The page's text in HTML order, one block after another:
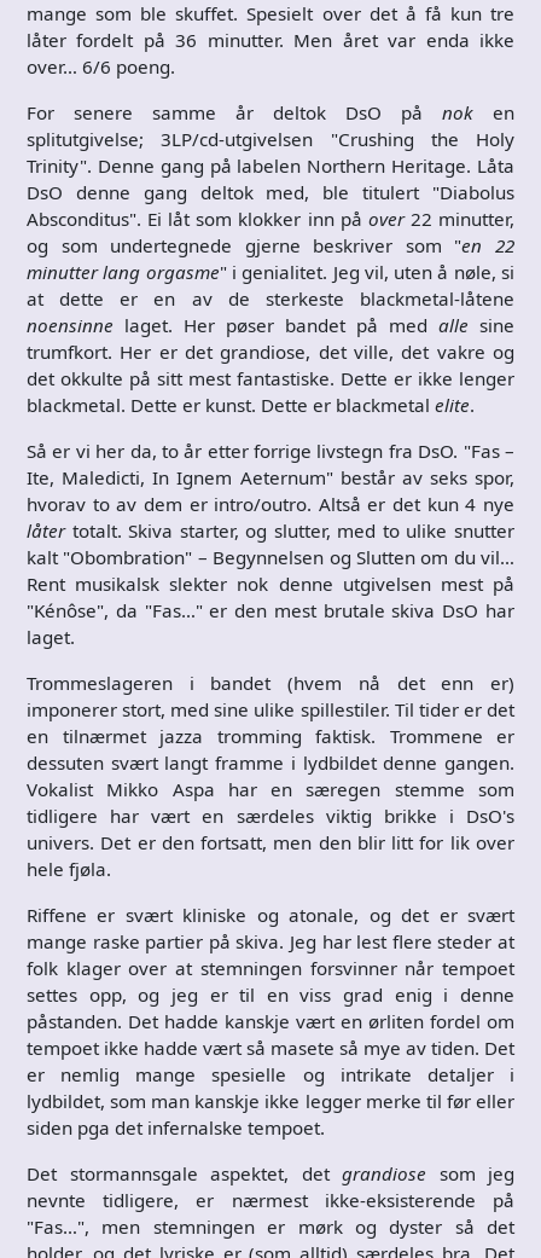
mange som ble skuffet. Spesielt over det å få kun tre
låter fordelt på 36 minutter. Men året var enda ikke
over… 6/6 poeng.
For senere samme år deltok DsO på nok en
splitutgivelse; 3LP/cd-utgivelsen "Crushing the Holy
Trinity". Denne gang på labelen Northern Heritage. Låta
DsO denne gang deltok med, ble titulert "Diabolus
Absconditus". Ei låt som klokker inn på over22 minutter,
og som undertegnede gjerne beskriver som "en 22
minutter lang orgasme" i genialitet. Jeg vil, uten å nøle, si
at dette er en av de sterkeste blackmetal-låtene
noensinne laget. Her pøser bandet på med alle sine
trumfkort. Her er det grandiose, det ville, det vakre og
det okkulte på sitt mest fantastiske. Dette er ikke lenger
blackmetal. Dette er kunst. Dette er blackmetal elite.
Så er vi her da, to år etter forrige livstegn fra DsO. "Fas –
Ite, Maledicti, In Ignem Aeternum" består av seks spor,
hvorav to av dem er intro/outro. Altså er det kun 4 nye
låtertotalt. Skiva starter, og slutter, med to ulike snutter
kalt "Obombration" – Begynnelsen og Slutten om du vil…
Rent musikalsk slekter nok denne utgivelsen mest på
"Kénôse", da "Fas…" er den mest brutale skiva DsO har
laget.
Trommeslageren i bandet (hvem nå det enn er)
imponerer stort, med sine ulike spillestiler. Til tider er det
en tilnærmet jazza tromming faktisk. Trommene er
dessuten svært langt framme i lydbildet denne gangen.
Vokalist Mikko Aspa har en særegen stemme som
tidligere har vært en særdeles viktig brikke i DsO's
univers. Det er den fortsatt, men den blir litt for lik over
hele fjøla.
Riffene er svært kliniske og atonale, og det er svært
mange raske partier på skiva. Jeg har lest flere steder at
folk klager over at stemningen forsvinner når tempoet
settes opp, og jeg er til en viss grad enig i denne
påstanden. Det hadde kanskje vært en ørliten fordel om
tempoet ikke hadde vært så masete så mye av tiden. Det
er nemlig mange spesielle og intrikate detaljer i
lydbildet, som man kanskje ikke legger merke til før eller
siden pga det infernalske tempoet.
Det stormannsgale aspektet, detgrandiose som jeg
nevnte tidligere, er nærmest ikke-eksisterende på
"Fas…", men stemningen er mørk og dyster så det
holder, og det lyriske er (som alltid) særdeles bra. Det